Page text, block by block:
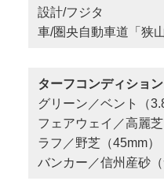
設計/フジタ
車/圏央自動車道「狭
ターフコンディション
グリーン／ベント（
フェアウェイ／高麗芝
ラフ／野芝（45mm）
バンカー／信州産砂（